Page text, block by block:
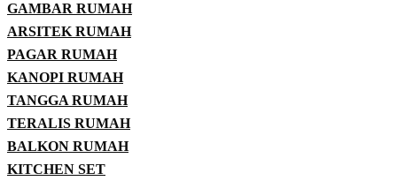
GAMBAR RUMAH
ARSITEK RUMAH
PAGAR RUMAH
KANOPI RUMAH
TANGGA RUMAH
TERALIS RUMAH
BALKON RUMAH
KITCHEN SET